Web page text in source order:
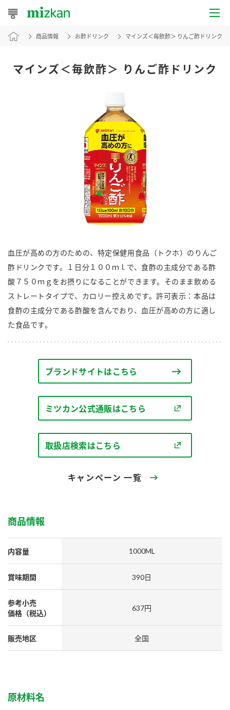
おうちレシピ
おすすめレシピ
商品からレシピを探す
酢 調味酢
お酢ドリンク ぽん酢
つゆ たれ
クイック調味料 レモン果汁
ふりかけ
炊き込みご飯の素 米飯用調味液
Fibee
新商品一覧
キャンペーン情報
ブランド・スペシャルサイト
ブランド・スペシャルサイト トップ
Fibee（ファイビー）
くらしプラ酢
カンタン酢
お酢ドリンク
ぽん酢
PIN印
三ツ判山吹
スペシャルサイト
お酢を知ろう！
すしラボ
鍋奉行マニュアル
企業情報
国内事業概要
ミツカングループについて
企業理念
ミツカンの歴史
ミツカンを知る
MIM（ミツカンミュージアム）
採用情報
お客様の声をいかしました
販売終了製品のご案内
よくあるご質問
お問い合わせ
ミツカン公式通販
商品情報 お酢ドリンク マインズ＜毎飲酢＞ りんご酢ドリンク
マインズ＜毎飲酢＞ りんご酢ドリンク
血圧が高めの方のための、特定保健用食品（トクホ）のりんご
酢ドリンクです。１日分１００ｍｌで、食酢の主成分である酢
酸７５０ｍｇをお摂りになることができます。そのまま飲める
ストレートタイプで、カロリー控えめです。許可表示：本品は
食酢の主成分である酢酸を含んでおり、血圧が高めの方に適し
た食品です。
ブランドサイトはこちら
ミツカン公式通販はこちら
取扱店検索はこちら
キャンペーン 一覧
商品情報
内容量 1000ML
賞味期間 390日
参考小売
価格（税込）
637円
販売地区 全国
原材料名